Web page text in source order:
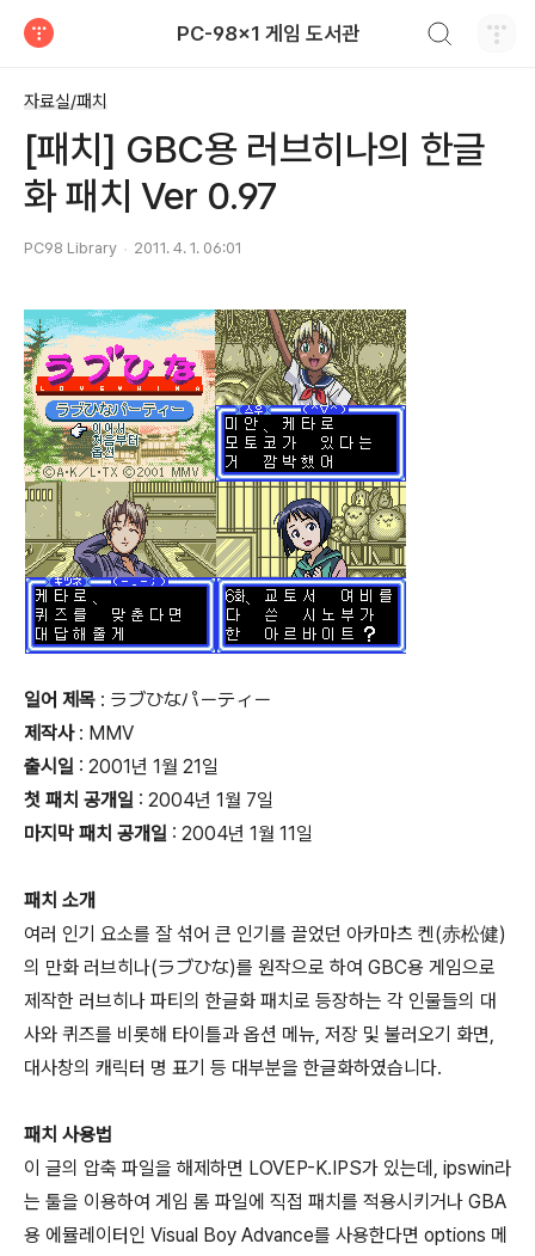
PC-98x1 게임 도서관
자료실/패치
[패치] GBC용 러브히나의 한글
화 패치 Ver 0.97
PC98 Library 2011. 4. 1. 06:01
일어 제목 : ラブひなパーティー
제작사: MMV
출시일 : 2001년 1월 21일
첫 패치 공개일 : 2004년 1월 7일
마지막 패치 공개일 : 2004년 1월 11일
패치 소개
여러 인기 요소를 잘 섞어 큰 인기를 끌었던 아카마츠 켄(赤松健)
의 만화 러브히나(ラブひな)를 원작으로 하여 GBC용 게임으로
제작한 러브히나 파티의 한글화 패치로 등장하는 각 인물들의 대
사와 퀴즈를 비롯해 타이틀과 옵션 메뉴, 저장 및 불러오기 화면,
대사창의 캐릭터 명 표기 등 대부분을 한글화하였습니다.
패치 사용법
이 글의 압축 파일을 해제하면 LOVEP-K.IPS가 있는데, ipswin라
는 툴을 이용하여 게임 롬 파일에 직접 패치를 적용시키거나 GBA
용 에뮬레이터인 Visual Boy Advance를 사용한다면 options 메